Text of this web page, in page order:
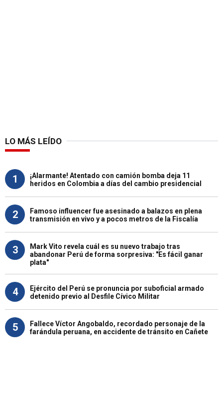
LO MÁS LEÍDO
1
¡Alarmante! Atentado con camión bomba deja 11
heridos en Colombia a días del cambio presidencial
2
Famoso influencer fue asesinado a balazos en plena
transmisión en vivo y a pocos metros de la Fiscalía
3
Mark Vito revela cuál es su nuevo trabajo tras
abandonar Perú de forma sorpresiva: "Es fácil ganar
plata"
4
Ejército del Perú se pronuncia por suboficial armado
detenido previo al Desfile Cívico Militar
5
Fallece Víctor Angobaldo, recordado personaje de la
farándula peruana, en accidente de tránsito en Cañete